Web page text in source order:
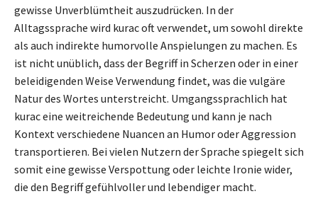
gewisse Unverblümtheit auszudrücken. In der
Alltagssprache wird kurac oft verwendet, um sowohl direkte
als auch indirekte humorvolle Anspielungen zu machen. Es
ist nicht unüblich, dass der Begriff in Scherzen oder in einer
beleidigenden Weise Verwendung findet, was die vulgäre
Natur des Wortes unterstreicht. Umgangssprachlich hat
kurac eine weitreichende Bedeutung und kann je nach
Kontext verschiedene Nuancen an Humor oder Aggression
transportieren. Bei vielen Nutzern der Sprache spiegelt sich
somit eine gewisse Verspottung oder leichte Ironie wider,
die den Begriff gefühlvoller und lebendiger macht.